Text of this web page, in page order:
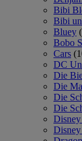
Bibi
Bibi
Bluey
Bobo
Cars
DC
Die
Die
Die
Die
Disney
Disney